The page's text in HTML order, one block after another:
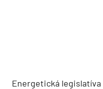
Energetická